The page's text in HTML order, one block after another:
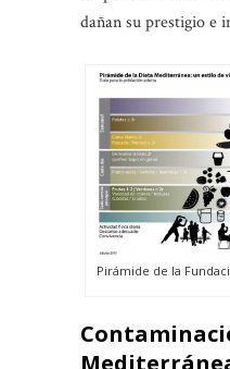
dañan su prestigio e
Pirámide de la